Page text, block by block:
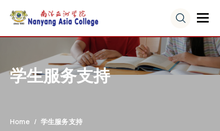
学生服务支持
Home 学生服务支持